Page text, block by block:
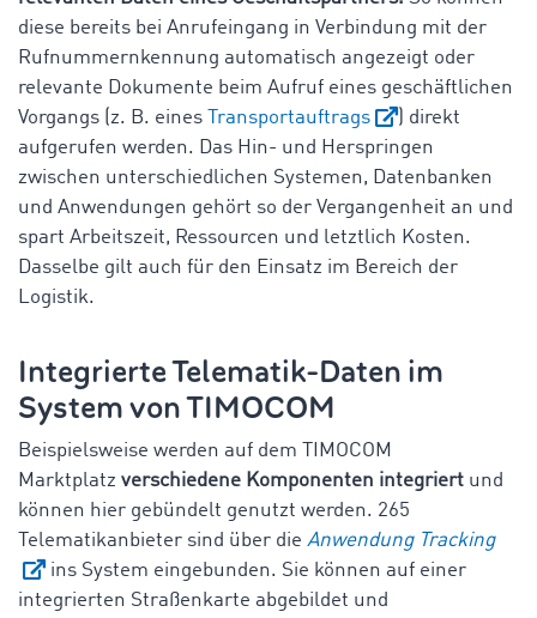
diese bereits bei Anrufeingang in Verbindung mit der
Rufnummernkennung automatisch angezeigt oder
relevante Dokumente beim Aufruf eines geschäftlichen
Vorgangs (z. B. eines
Transportauftrags
) direkt
aufgerufen werden. Das Hin- und Herspringen
zwischen unterschiedlichen Systemen, Datenbanken
und Anwendungen gehört so der Vergangenheit an und
spart Arbeitszeit, Ressourcen und letztlich Kosten.
Dasselbe gilt auch für den Einsatz im Bereich der
Logistik.
Integrierte Telematik-Daten im
System von TIMOCOM
Beispielsweise werden auf dem TIMOCOM
Marktplatz verschiedene Komponenten integriert und
können hier gebündelt genutzt werden. 265
Telematikanbieter sind über die Anwendung Tracking
ins System eingebunden. Sie können auf einer
integrierten Straßenkarte abgebildet und